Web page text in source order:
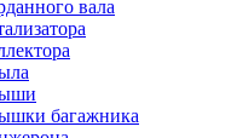
вала
багажника